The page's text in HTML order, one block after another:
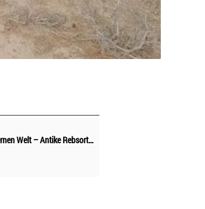
Israel: Zum ersten Mal in der modernen Welt – Antike Rebsorten in der Negev-Wüste wiederbelebt